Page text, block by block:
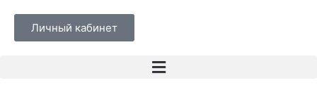
Личный кабинет